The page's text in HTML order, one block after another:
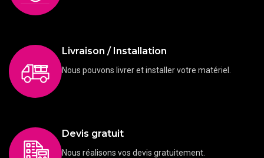
Livraison / Installation
Nous pouvons livrer et installer votre matériel.
Devis gratuit
Nous réalisons vos devis gratuitement.